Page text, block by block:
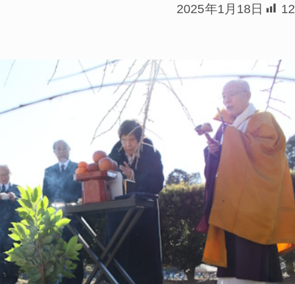
2025年1月18日 12